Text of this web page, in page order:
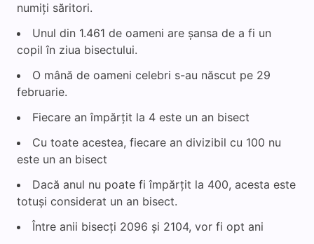
numiți săritori.
Unul din 1.461 de oameni are șansa de a fi un
copil în ziua bisectului.
O mână de oameni celebri s-au născut pe 29
februarie.
Fiecare an împărțit la 4 este un an bisect
Cu toate acestea, fiecare an divizibil cu 100 nu
este un an bisect
Dacă anul nu poate fi împărțit la 400, acesta este
totuși considerat un an bisect.
Între anii bisecți 2096 și 2104, vor fi opt ani